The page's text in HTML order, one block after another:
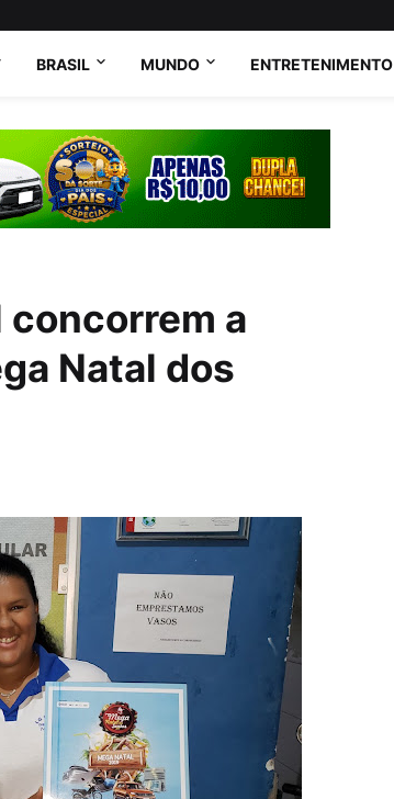
BRASIL MUNDO ENTRETENIMENTO
concorrem a
Natal dos